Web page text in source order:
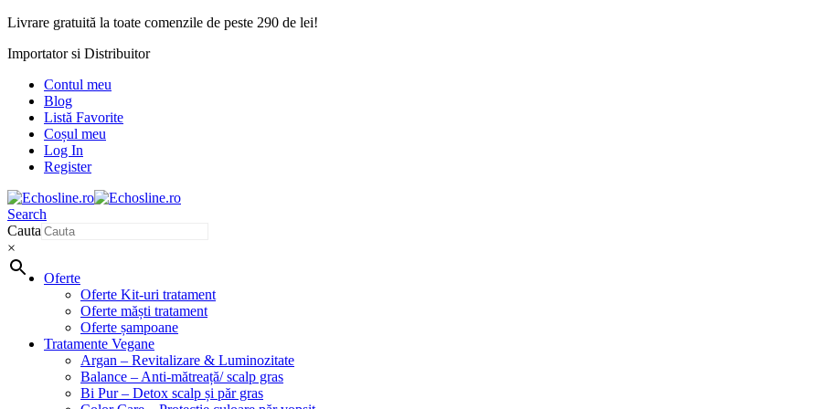
Livrare gratuită la toate comenzile de peste 290 de lei!
Importator si Distribuitor
Contul meu
Blog
Listă Favorite
Coșul meu
Log In
Register
Search
Cauta
×
Oferte
Oferte Kit-uri tratament
Oferte măști tratament
Oferte șampoane
Tratamente Vegane
Argan – Revitalizare & Luminozitate
Balance – Anti-mătreață/ scalp gras
Bi Pur – Detox scalp și păr gras